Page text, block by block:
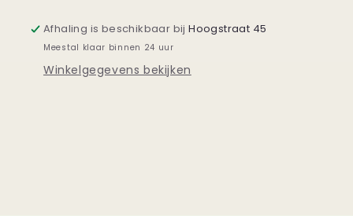
Afhaling is beschikbaar bijHoogstraat 45
Meestal klaar binnen 24 uur
Winkelgegevens bekijken